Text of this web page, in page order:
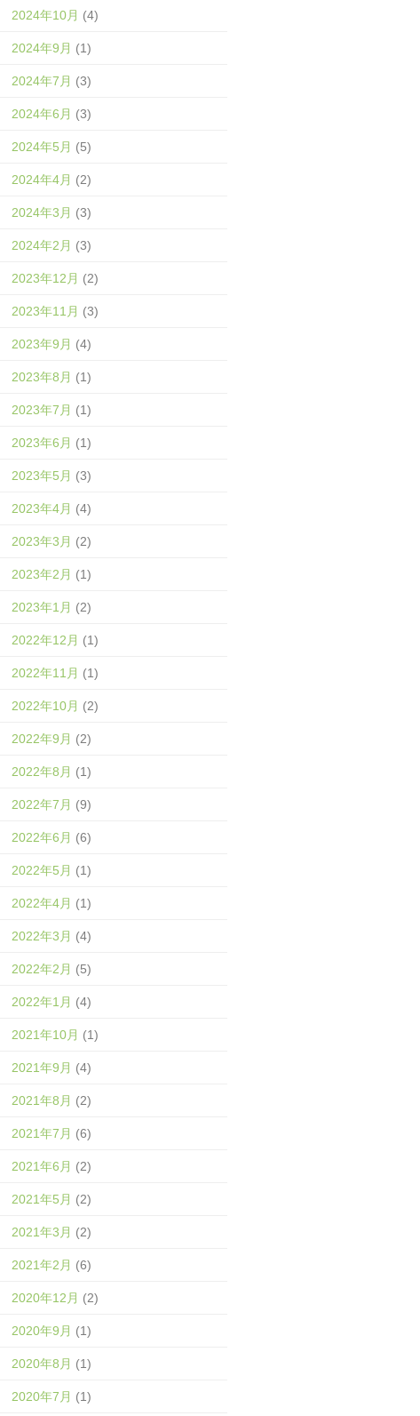
2024年10月 (4)
2024年9月 (1)
2024年7月 (3)
2024年6月 (3)
2024年5月 (5)
2024年4月 (2)
2024年3月 (3)
2024年2月 (3)
2023年12月 (2)
2023年11月 (3)
2023年9月 (4)
2023年8月 (1)
2023年7月 (1)
2023年6月 (1)
2023年5月 (3)
2023年4月 (4)
2023年3月 (2)
2023年2月 (1)
2023年1月 (2)
2022年12月 (1)
2022年11月 (1)
2022年10月 (2)
2022年9月 (2)
2022年8月 (1)
2022年7月 (9)
2022年6月 (6)
2022年5月 (1)
2022年4月 (1)
2022年3月 (4)
2022年2月 (5)
2022年1月 (4)
2021年10月 (1)
2021年9月 (4)
2021年8月 (2)
2021年7月 (6)
2021年6月 (2)
2021年5月 (2)
2021年3月 (2)
2021年2月 (6)
2020年12月 (2)
2020年9月 (1)
2020年8月 (1)
2020年7月 (1)